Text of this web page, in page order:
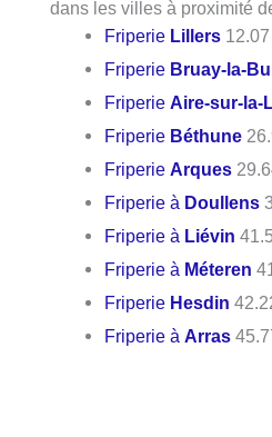
dans les villes à proximité
Friperie Lillers
Friperie Bruay-la-
FriperieAire-sur-la-
Friperie Béthune
FriperieArques
Friperie à Doullens
Friperie à Liévin
Friperie à Méteren
Friperie Hesdin
Friperie àArras